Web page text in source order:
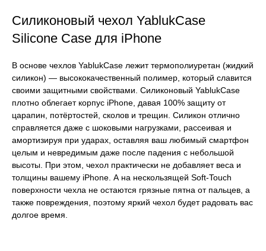
Силиконовый чехол YablukCase
Silicone Case для iPhone
В основе чехлов YablukCase лежит термополиуретан (жидкий
силикон) — высококачественный полимер, который славится
своими защитными свойствами. Силиконовый YablukCase
плотно облегает корпус iPhone, давая 100% защиту от
царапин, потёртостей, сколов и трещин. Силикон отлично
справляется даже с шоковыми нагрузками, рассеивая и
амортизируя при ударах, оставляя ваш любимый смартфон
целым и невредимым даже после падения с небольшой
высоты. При этом, чехол практически не добавляет веса и
толщины вашему iPhone. А на нескользящей Soft-Touch
поверхности чехла не остаются грязные пятна от пальцев, а
также повреждения, поэтому яркий чехол будет радовать вас
долгое время.